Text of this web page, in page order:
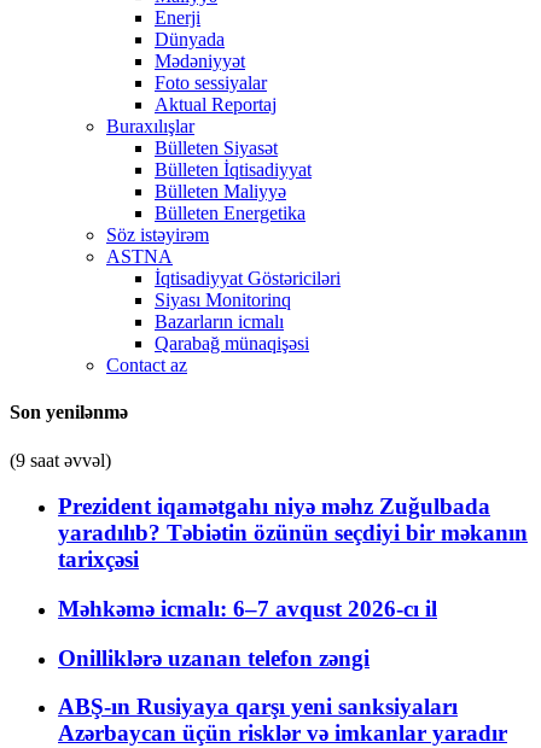
Enerji
Dünyada
Mədəniyyət
Foto sessiyalar
Aktual Reportaj
Buraxılışlar
Bülleten Siyasət
Bülleten İqtisadiyyat
Bülleten Maliyyə
Bülleten Energetika
Söz istəyirəm
ASTNA
İqtisadiyyat Göstəriciləri
Siyası Monitorinq
Bazarların icmalı
Qarabağ münaqişəsi
Contact az
Son yenilənmə
(9 saat əvvəl)
Prezident iqamətgahı niyə məhz Zuğulbada
yaradılıb? Təbiətin özünün seçdiyi bir məkanın
tarixçəsi
Məhkəmə icmalı: 6–7 avqust 2026-cı il
Onilliklərə uzanan telefon zəngi
ABŞ-ın Rusiyaya qarşı yeni sanksiyaları
Azərbaycan üçün risklər və imkanlar yaradır